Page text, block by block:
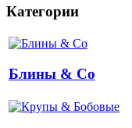
Категории
Блины & Co